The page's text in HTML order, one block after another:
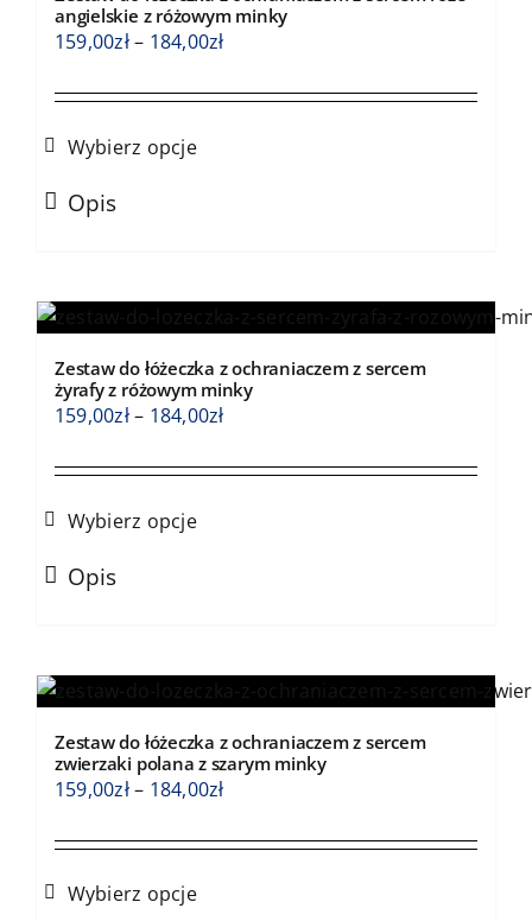
angielskie z różowym minky
159,00zł– 184,00złZakres
od
Wybierz opcje
Ten
produkt
wariantów.
można
wybrać
stronie
produktu
Opis
Zestaw do łóżeczka z ochraniaczem z sercem
żyrafy z różowym minky
159,00zł– 184,00złZakres
od
Wybierz opcje
Ten
produkt
wariantów.
można
wybrać
stronie
produktu
Opis
Zestaw do łóżeczka z ochraniaczem z sercem
zwierzaki polana z szarym minky
159,00zł– 184,00złZakres
od
Wybierz opcje